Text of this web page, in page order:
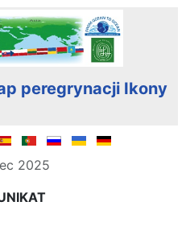
peregrynacji Ikony
2025